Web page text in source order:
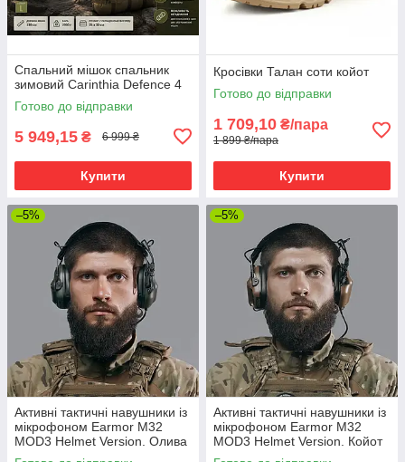
Спальний мішок спальник
зимовий Carinthia Defence 4
Готово до відправки
5 949,15 ₴ 6 999 ₴
Купити
Кросівки Талан соти койот
Готово до відправки
1 709,10 ₴/пара
1 899 ₴/пара
Купити
–5%
Активні тактичні навушники із
мікрофоном Earmor M32
MOD3 Helmet Version. Олива
–5%
Активні тактичні навушники із
мікрофоном Earmor M32
MOD3 Helmet Version. Койот